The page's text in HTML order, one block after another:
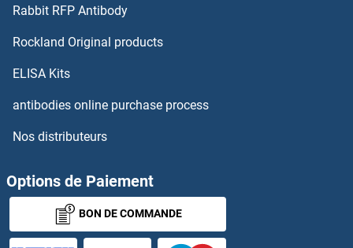
TGIF2 Anticorps
TGIF2LX Anticorps
TGIF2LY Anticorps
TGM1 Anticorps
Rabbit RFP Antibody
Rockland Original products
ELISA Kits
antibodies online purchase process
Nos distributeurs
Options de Paiement
BON DE COMMANDE